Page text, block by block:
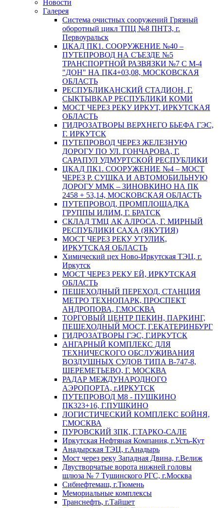
Новости
Галерея
Система очистных сооружений Грязный
оборотный цикл ТПЦ №8 ПНТЗ, г.
Первоуральск
ЦКАД ПК1. СООРУЖЕНИЕ №40 –
ПУТЕПРОВОД НА СЪЕЗДЕ №5
ТРАНСПОРТНОЙ РАЗВЯЗКИ №7 С М-4
"ДОН" НА ПК4+03,08, МОСКОВСКАЯ
ОБЛАСТЬ
РЕСПУБЛИКАНСКИЙ СТАДИОН, Г.
СЫКТЫВКАР РЕСПУБЛИКИ КОМИ
МОСТ ЧЕРЕЗ РЕКУ ИРКУТ, ИРКУТСКАЯ
ОБЛАСТЬ
ГИДРОЗАТВОРЫ ВЕРХНЕГО БЬЕФА ГЭС,
Г. ИРКУТСК
ПУТЕПРОВОД ЧЕРЕЗ ЖЕЛЕЗНУЮ
ДОРОГУ ПО УЛ. ГОНЧАРОВА, Г.
САРАПУЛ УДМУРТСКОЙ РЕСПУБЛИКИ
ЦКАД ПК1. СООРУЖЕНИЕ №4 – МОСТ
ЧЕРЕЗ Р. СУШКА И АВТОМОБИЛЬНУЮ
ДОРОГУ ММК – ЗИНОВКИНО НА ПК
2458 + 53,14, МОСКОВСКАЯ ОБЛАСТЬ
ПУТЕПРОВОД, ПРОМПЛОЩАДКА
ГРУППЫ ИЛИМ, Г. БРАТСК
СКЛАД ТМЦ АК АЛРОСА, Г. МИРНЫЙ
РЕСПУБЛИКИ САХА (ЯКУТИЯ)
МОСТ ЧЕРЕЗ РЕКУ УТУЛИК,
ИРКУТСКАЯ ОБЛАСТЬ
Химический цех Ново-Иркутская ТЭЦ, г.
Иркутск
МОСТ ЧЕРЕЗ РЕКУ ЕЙ, ИРКУТСКАЯ
ОБЛАСТЬ
ПЕШЕХОДНЫЙ ПЕРЕХОД, СТАНЦИЯ
МЕТРО ТЕХНОПАРК, ПРОСПЕКТ
АНДРОПОВА, Г.МОСКВА
ТОРГОВЫЙ ЦЕНТР ПЕКИН, ПАРКИНГ,
ПЕШЕХОДНЫЙ МОСТ, Г.ЕКАТЕРИНБУРГ
ГИДРОЗАТВОРЫ ГЭС, Г.ИРКУТСК
АНГАРНЫЙ КОМПЛЕКС ДЛЯ
ТЕХНИЧЕСКОГО ОБСЛУЖИВАНИЯ
ВОЗДУШНЫХ СУДОВ ТИПА В-747-8,
ШЕРЕМЕТЬЕВО, Г. МОСКВА
РАДАР МЕЖДУНАРОДНОГО
АЭРОПОРТА, г.ИРКУТСК
ПУТЕПРОВОД М8 - ПУШКИНО
ПК323+16, Г.ПУШКИНО
ЛОГИСТИЧЕСКИЙ КОМПЛЕКС БОЙНЯ,
Г.МОСКВА
ПУРОВСКИЙ ЗПК, Г.ТАРКО-САЛЕ
Иркутская Нефтяная Компания, г.Усть-Кут
Анадырская ТЭЦ, г.Анадырь
Мост через реку Западная Двина, г.Велиж
Двустворчатые ворота нижней головы
шлюза № 7 Тушинского РГС, г.Москва
Сибнефтемаш, г.Тюмень
Мемориальные комплексы
Транснефть, г.Тайшет